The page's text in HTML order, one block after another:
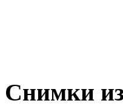
Снимки